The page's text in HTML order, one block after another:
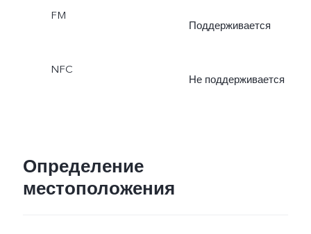
FM
Поддерживается
NFC
Не поддерживается
Определение
местоположения